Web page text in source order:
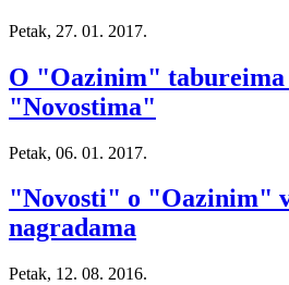
Petak, 27. 01. 2017.
O "Oazinim" tabureima
"Novostima"
Petak, 06. 01. 2017.
"Novosti" o "Oazinim"
nagradama
Petak, 12. 08. 2016.